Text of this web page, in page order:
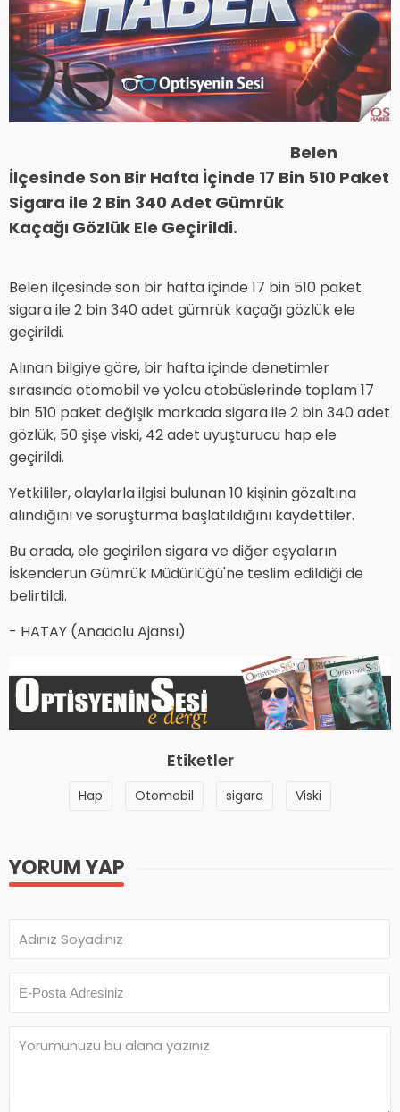
Belen
İlçesinde Son Bir Hafta İçinde 17 Bin 510 Paket
Sigara ile 2 Bin 340 Adet Gümrük
Kaçağı Gözlük Ele Geçirildi.
Belen ilçesinde son bir hafta içinde 17 bin 510 paket
sigara ile 2 bin 340 adet gümrük kaçağı gözlük ele
geçirildi.
Alınan bilgiye göre, bir hafta içinde denetimler
sırasında otomobil ve yolcu otobüslerinde toplam 17
bin 510 paket değişik markada sigara ile 2 bin 340 adet
gözlük, 50 şişe viski, 42 adet uyuşturucu hap ele
geçirildi.
Yetkililer, olaylarla ilgisi bulunan 10 kişinin gözaltına
alındığını ve soruşturma başlatıldığını kaydettiler.
Bu arada, ele geçirilen sigara ve diğer eşyaların
İskenderun Gümrük Müdürlüğü'ne teslim edildiği de
belirtildi.
- HATAY (Anadolu Ajansı)
Etiketler
Hap Otomobil sigara Viski
YORUM YAP